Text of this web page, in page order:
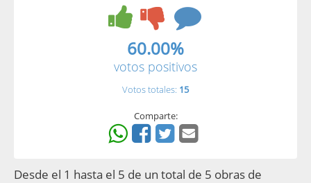
60.00%
votos positivos
Votos totales: 15
Comparte:
Desde el 1 hasta el 5 de un total de 5 obras de